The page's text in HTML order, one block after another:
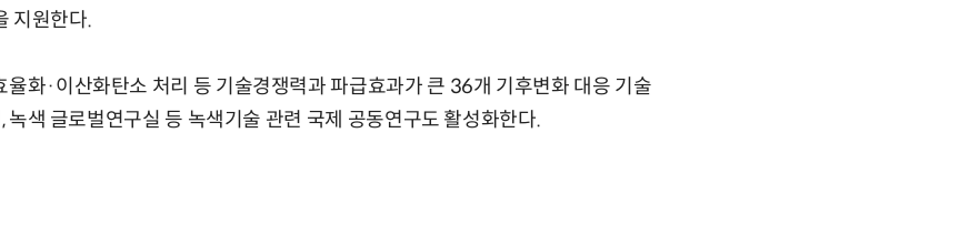
지원한다.
화·이산화탄소 처리 등 기술경쟁력과 파급효과가 큰 36개 기후변화 대응 기술
녹색 글로벌연구실 등 녹색기술 관련 국제 공동연구도 활성화한다.